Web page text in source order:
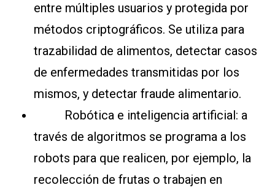
entre múltiples usuarios y protegida por
métodos criptográficos. Se utiliza para
trazabilidad de alimentos, detectar casos
de enfermedades transmitidas por los
mismos, y detectar fraude alimentario.
Robótica e inteligencia artificial: a
través de algoritmos se programa a los
robots para que realicen, por ejemplo, la
recolección de frutas o trabajen en